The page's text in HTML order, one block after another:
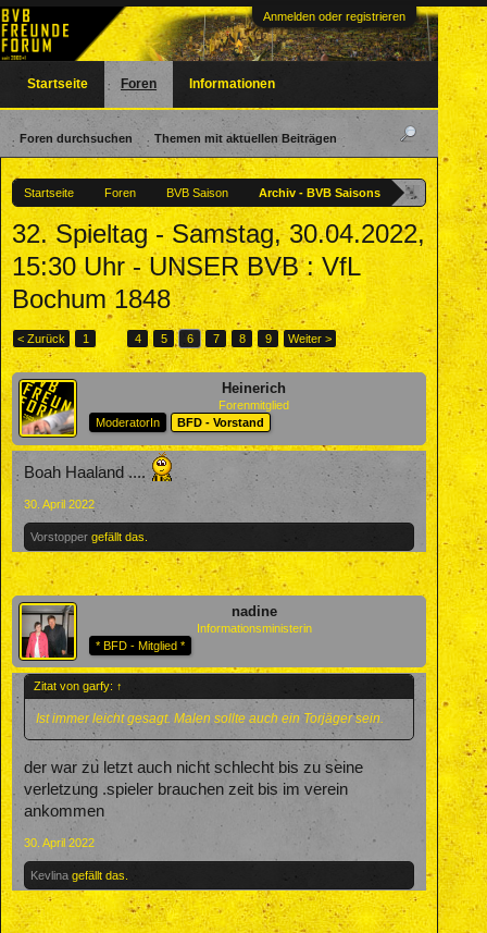
Anmelden oder registrieren
Startseite Foren BVB Saison Archiv - BVB Saisons
32. Spieltag - Samstag, 30.04.2022,
15:30 Uhr - UNSER BVB : VfL
Bochum 1848
< Zurück 1 ← 4 5 6 7 8 9 Weiter >
Heinerich
Forenmitglied
ModeratorIn
BFD - Vorstand
Boah Haaland ....
30. April 2022
Vorstopper gefällt das.
nadine
Informationsministerin
* BFD - Mitglied *
Zitat von garfy: ↑
Ist immer leicht gesagt. Malen sollte auch ein Torjäger sein.
der war zu letzt auch nicht schlecht bis zu seine
verletzung .spieler brauchen zeit bis im verein
ankommen
30. April 2022
Kevlina gefällt das.
Startseite Foren
Foren durchsuchen Themen mit aktuellen Beiträgen
Informationen